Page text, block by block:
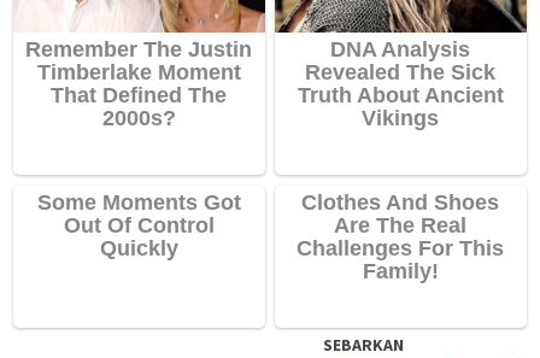
SEBARKAN